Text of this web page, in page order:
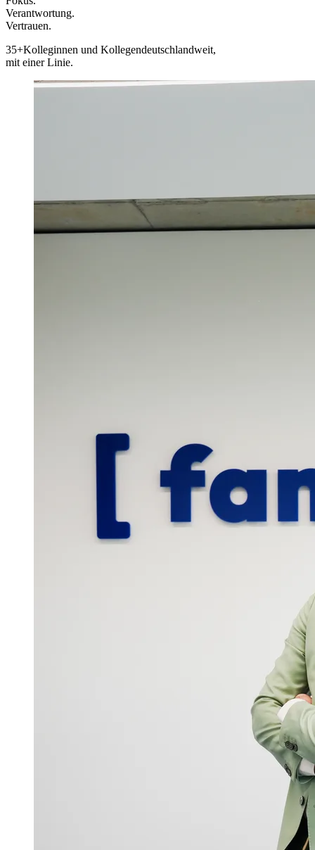
Verantwortung.
Vertrauen.
35+Kolleginnen und Kollegendeutschlandweit,
mit einer Linie.